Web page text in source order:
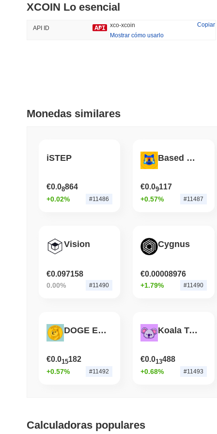
#630
15.95%
XCOIN Lo esencial
API ID xco-xcoin
Copiar
Mostrar cómo usarlo
Monedas similares
iSTEP
€0.08864
+0.02% #11486
Based Mog Coin
€0.09117
+0.57% #11487
Vision
€0.097158
0.00% #11490
Cygnus
€0.00008976
+1.79% #11490
DOGE ETF
€0.015182
+0.57% #11492
Koala Token
€0.013488
+0.68% #11493
Calculadoras populares